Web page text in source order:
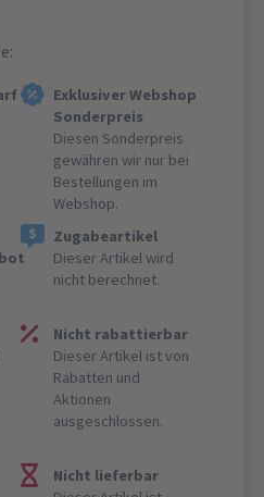
Exklusiver Webshop
Sonderpreis
Diesen Sonderpreis
gewähren wir nur bei
Bestellungen im
Webshop.
Zugabeartikel
Dieser Artikel wird
nicht berechnet.
Nicht rabattierbar
Dieser Artikel ist von
Rabatten und
Aktionen
ausgeschlossen.
Nicht lieferbar